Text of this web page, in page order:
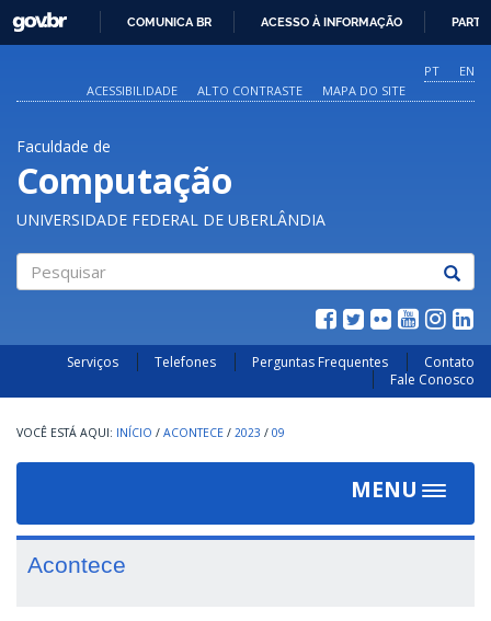
O
CONTEÚDO
GOVBR
COMUNICA BR ACESSO À INFORMAÇÃO
PT
EN
ACESSIBILIDADE
ALTO CONTRASTE MAPA DO SITE
Faculdade de
Computação
UNIVERSIDADE FEDERAL DE UBERLÂNDIA
Serviços Telefones Perguntas Frequentes
Contato
Fale Conosco
INÍCIO / ACONTECE / 2023 / 09
MENU
Toggle
Acontece